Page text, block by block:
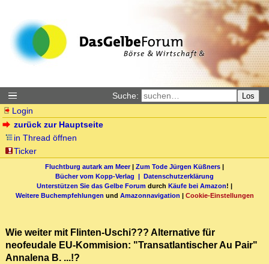
Suche: Los
Login
zurück zur Hauptseite
in Thread öffnen
Ticker
Fluchtburg autark am Meer| Zum Tode Jürgen Küßners |
Bücher vom Kopp-Verlag | Datenschutzerklärung
Unterstützen Sie das Gelbe Forum durch Käufe bei Amazon! |
Weitere Buchempfehlungen und Amazonnavigation | Cookie-Einstellungen
Wie weiter mit Flinten-Uschi??? Alternative für
neofeudale EU-Kommision: "Transatlantischer Au Pair"
Annalena B. ...!?